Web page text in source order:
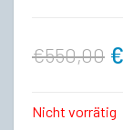
€550,00 €
Nicht vorrätig